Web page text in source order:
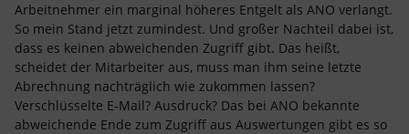
Arbeitnehmer ein marginal höheres Entgelt als ANO verlangt.
So mein Stand jetzt zumindest. Und großer Nachteil dabei ist,
dass es keinen abweichenden Zugriff gibt. Das heißt,
scheidet der Mitarbeiter aus, muss man ihm seine letzte
Abrechnung nachträglich wie zukommen lassen?
Verschlüsselte E-Mail? Ausdruck? Das bei ANO bekannte
abweichende Ende zum Zugriff aus Auswertungen gibt es so